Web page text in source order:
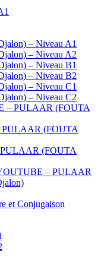
– Niveau A1
– Niveau A2
– Niveau B1
– Niveau B2
– Niveau C1
– Niveau C2
– PULAAR (FOUTA
(FOUTA
PULAAR (FOUTA
– PULAAR
et Conjugaison